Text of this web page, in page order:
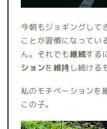
今朝もジョギングして
ことが習慣になってい
ん。それでも継続する
ションを 維持 し続ける
私のモチベーションを
この子。